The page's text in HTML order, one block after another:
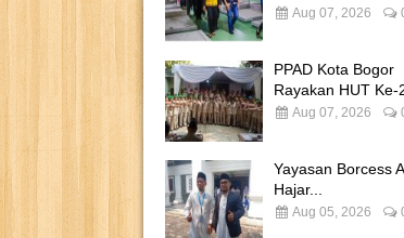
Aug 07, 2026
PPAD Kota Bogor
Rayakan HUT Ke-
Aug 07, 2026
Yayasan Borcess
Hajar...
Aug 05, 2026